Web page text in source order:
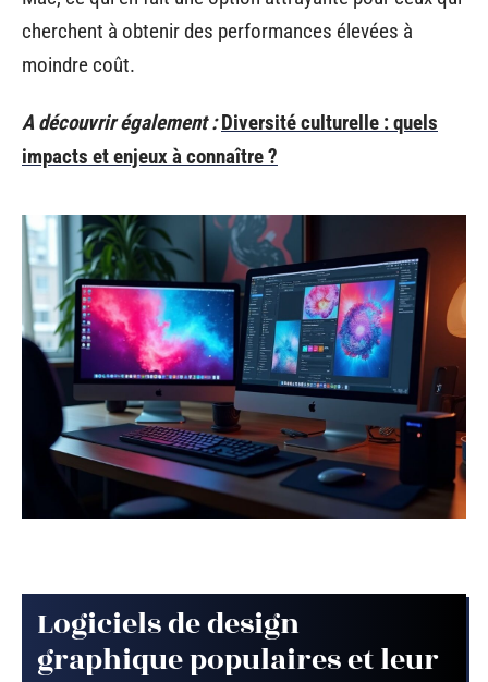
cherchent à obtenir des performances élevées à
moindre coût.
A découvrir également : Diversité culturelle : quels
impacts et enjeux à connaître ?
Logiciels de design
graphique populaires et leur